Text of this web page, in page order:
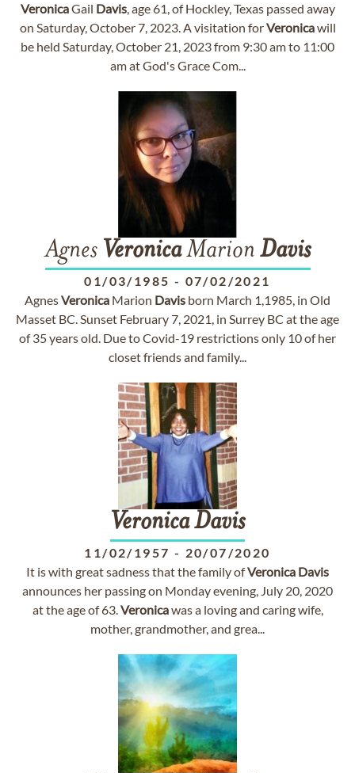
VeronicaGail Davis, age 61, of Hockley, Texas passed away
on Saturday, October 7, 2023. A visitation forVeronicawill
be held Saturday, October 21, 2023 from 9:30 am to 11:00
am at God's Grace Com...
Agnes VeronicaMarion Davis
01/03/1985 - 07/02/2021
AgnesVeronica Marion Davis born March 1,1985, in Old
Masset BC. Sunset February 7, 2021, in Surrey BC at the age
of 35 years old. Due to Covid-19 restrictions only 10 of her
closet friends and family...
VeronicaDavis
11/02/1957 - 20/07/2020
It is with great sadness that the family ofVeronica Davis
announces her passing on Monday evening, July 20, 2020
at the age of 63.Veronicawas a loving and caring wife,
mother, grandmother, and grea...